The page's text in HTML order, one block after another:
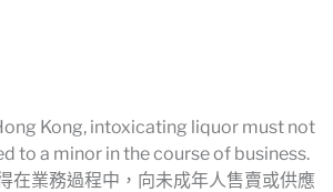
Kong, intoxicating liquor must not
to a minor in the course of business.
在業務過程中，向未成年人售賣或供應